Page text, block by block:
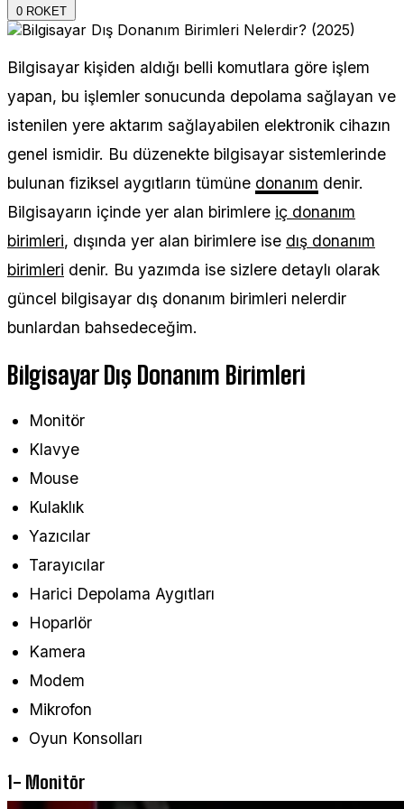
0 ROKET
Bilgisayar kişiden aldığı belli komutlara göre işlem
yapan, bu işlemler sonucunda depolama sağlayan ve
istenilen yere aktarım sağlayabilen elektronik cihazın
genel ismidir. Bu düzenekte bilgisayar sistemlerinde
bulunan fiziksel aygıtların tümüne donanım denir.
Bilgisayarın içinde yer alan birimlere iç donanım
birimleri, dışında yer alan birimlere ise dış donanım
birimleri denir. Bu yazımda ise sizlere detaylı olarak
güncel bilgisayar dış donanım birimleri nelerdir
bunlardan bahsedeceğim.
Bilgisayar Dış Donanım Birimleri
Monitör
Klavye
Mouse
Kulaklık
Yazıcılar
Tarayıcılar
Harici Depolama Aygıtları
Hoparlör
Kamera
Modem
Mikrofon
Oyun Konsolları
1- Monitör